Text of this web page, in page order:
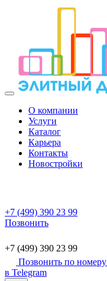
О компании
Услуги
Каталог
Карьера
Контакты
Новостройки
+7 (499) 390 23 99
Позвонить
+7 (499) 390 23 99
Позвонить по номеру
в Telegram